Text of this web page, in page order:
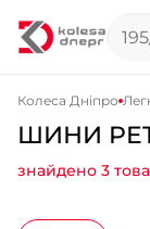
Колеса Дніпро
ШИНИ
знайдено 3